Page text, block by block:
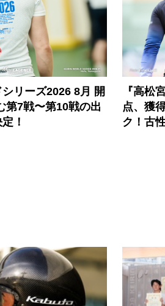
シリーズ2026 8月 開
第7戦〜第10戦の出
！
『高松
点、獲
ク！古